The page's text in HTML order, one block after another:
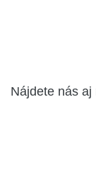
Nájdete nás aj